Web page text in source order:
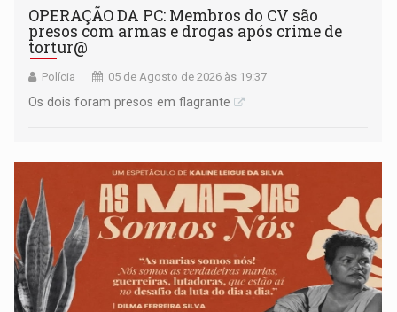
OPERAÇÃO DA PC: Membros do CV são
presos com armas e drogas após crime de
tortur@
Polícia 05 de Agosto de 2026 às 19:37
Os dois foram presos em flagrante